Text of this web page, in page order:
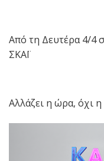
Από τη Δευτέρα 4/4
ΣΚΑΪ
Αλλάζει η ώρα, όχι η